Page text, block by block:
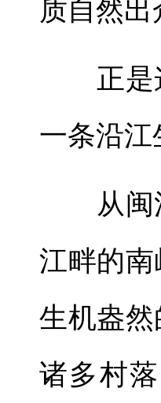
质自然出
正是这
一条沿江
从闽江
江畔的
生机盎
诸多村